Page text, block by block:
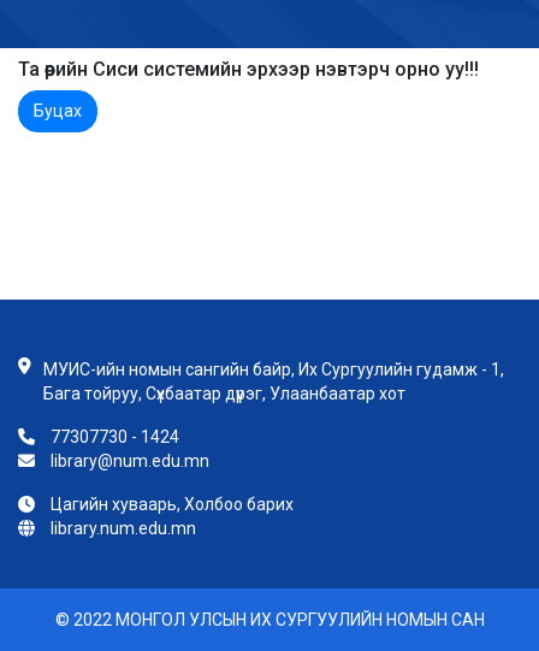
Та өөрийн Сиси системийн эрхээр нэвтэрч орно уу!!!
Буцах
МУИС-ийн номын сангийн байр, Их Сургуулийн гудамж - 1,
Бага тойруу, Сүхбаатар дүүрэг, Улаанбаатар хот
77307730 - 1424
library@num.edu.mn
Цагийн хуваарь, Холбоо барих
library.num.edu.mn
© 2022 МОНГОЛ УЛСЫН ИХ СУРГУУЛИЙН НОМЫН САН